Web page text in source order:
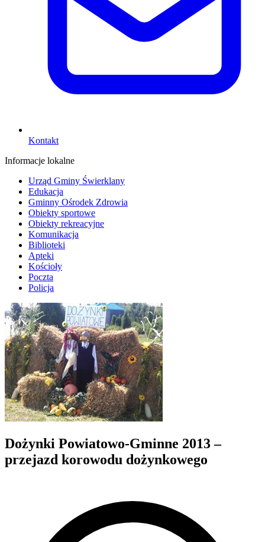
Kontakt
Informacje lokalne
Urząd Gminy Świerklany
Edukacja
Gminny Ośrodek Zdrowia
Obiekty sportowe
Obiekty rekreacyjne
Komunikacja
Biblioteki
Apteki
Kościoły
Poczta
Policja
Dożynki Powiatowo-Gminne 2013 –
przejazd korowodu dożynkowego